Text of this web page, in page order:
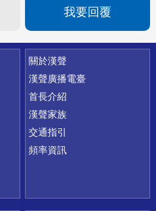
我要回覆
關於漢聲
漢聲廣播電臺
首長介紹
漢聲家族
交通指引
頻率資訊